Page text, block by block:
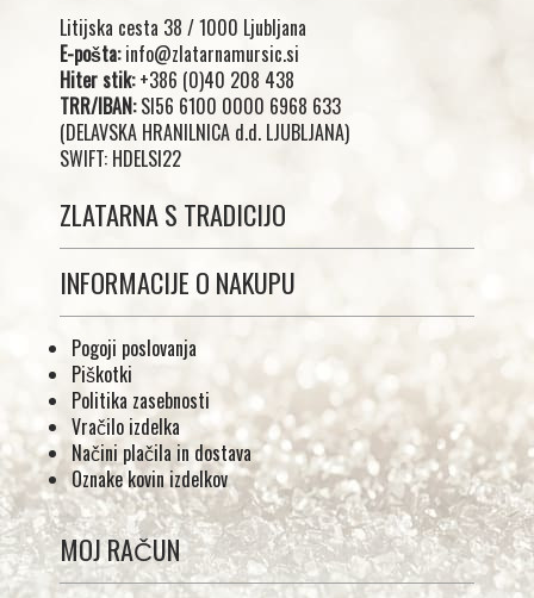
Litijska cesta 38 / 1000 Ljubljana
E-pošta:info@zlatarnamursic.si
Hiter stik:+386 (0)40 208 438
TRR/IBAN:SI56 6100 0000 6968 633
(DELAVSKA HRANILNICA d.d. LJUBLJANA)
SWIFT: HDELSI22
ZLATARNA S TRADICIJO
INFORMACIJE O NAKUPU
Pogoji poslovanja
Piškotki
Politika zasebnosti
Vračilo izdelka
Načini plačila in dostava
Oznake kovin izdelkov
MOJ RAČUN